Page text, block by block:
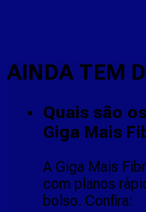
AINDA TEM
Quais são
Giga Mais
A Giga Mais
com planos
bolso. Confira: